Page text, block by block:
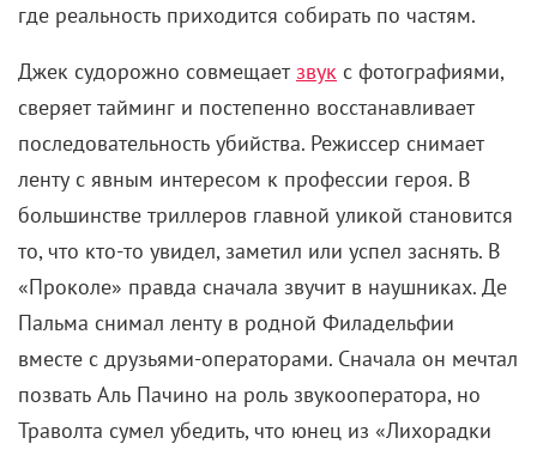
где реальность приходится собирать по частям.
Джек судорожно совмещаетзвук с фотографиями,
сверяет тайминг и постепенно восстанавливает
последовательность убийства. Режиссер снимает
ленту с явным интересом к профессии героя. В
большинстве триллеров главной уликой становится
то, что кто-то увидел, заметил или успел заснять. В
«Проколе» правда сначала звучит в наушниках. Де
Пальма снимал ленту в родной Филадельфии
вместе с друзьями-операторами. Сначала он мечтал
позвать Аль Пачино на роль звукооператора, но
Траволта сумел убедить, что юнец из «Лихорадки